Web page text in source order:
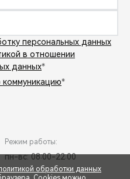
персональных данных
в отношении
данных*
коммуникацию*
Режим работы:
пн-вс: 08:00-22:00
обработки данных